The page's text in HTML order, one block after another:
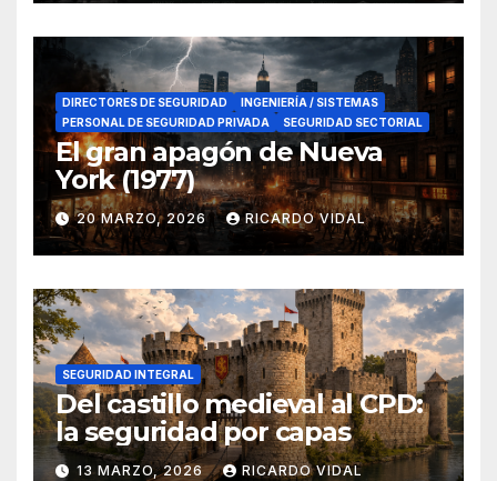
DIRECTORES DE SEGURIDAD
INGENIERÍA / SISTEMAS
PERSONAL DE SEGURIDAD PRIVADA
SEGURIDAD SECTORIAL
El gran apagón de Nueva
York (1977)
20 MARZO, 2026 RICARDO VIDAL
SEGURIDAD INTEGRAL
Del castillo medieval al CPD:
la seguridad por capas
13 MARZO, 2026 RICARDO VIDAL